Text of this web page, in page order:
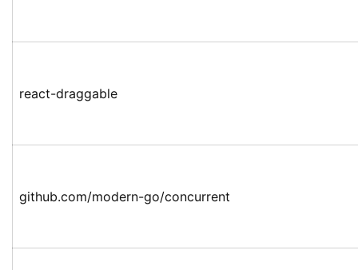
react-draggable
github.com/modern-go/concurrent